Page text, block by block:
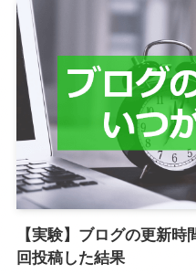
【実験】ブログの更新
回投稿した結果